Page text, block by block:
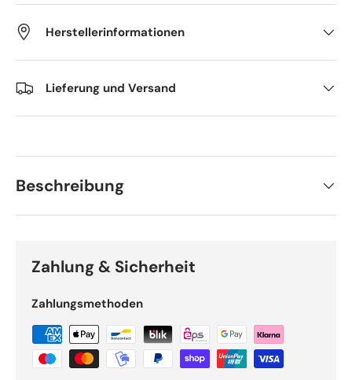
Herstellerinformationen
Lieferung und Versand
Beschreibung
Zahlung & Sicherheit
Zahlungsmethoden